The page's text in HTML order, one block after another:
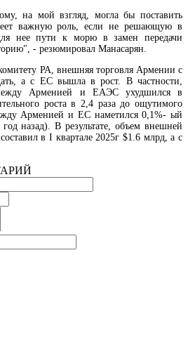
на мой взгляд, могла бы поставить
важную роль, если не решающую в
нее пути к морю в замен передачи
- резюмировал Манасарян.
РА, внешняя торговля Армении с
а с ЕС вышла в рост. В частности,
Арменией и ЕАЭС ухудшился в
роста в 2,4 раза до ощутимого
Арменией и ЕС наметился 0,1%- ый
назад). В результате, объем внешней
в I квартале 2025г $1.6 млрд, а с